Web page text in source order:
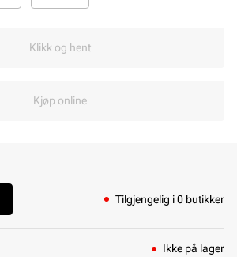
Klikk og hent
Kjøp online
Tilgjengelig i 0 butikker
Ikke på lager